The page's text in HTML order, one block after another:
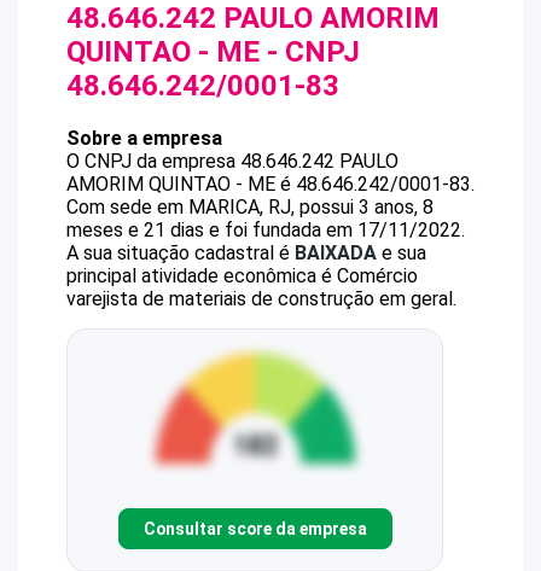
48.646.242 PAULO AMORIM
QUINTAO - ME - CNPJ
48.646.242/0001-83
Sobre a empresa
O CNPJ da empresa 48.646.242 PAULO
AMORIM QUINTAO - ME é 48.646.242/0001-83.
Com sede em MARICA, RJ, possui 3 anos, 8
meses e 21 dias e foi fundada em 17/11/2022.
A sua situação cadastral é BAIXADA e sua
principal atividade econômica é Comércio
varejista de materiais de construção em geral.
Consultar score da empresa